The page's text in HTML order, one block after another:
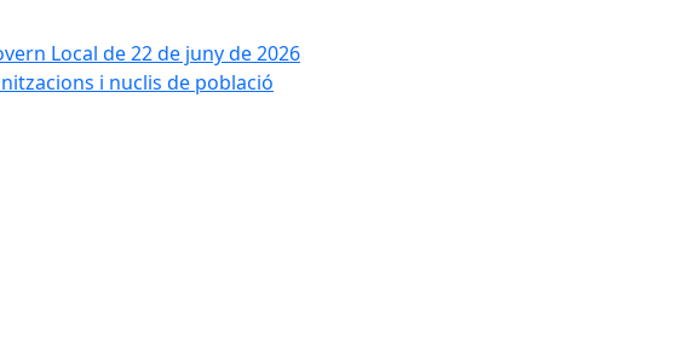
Local de 22 de juny de 2026
i nuclis de població